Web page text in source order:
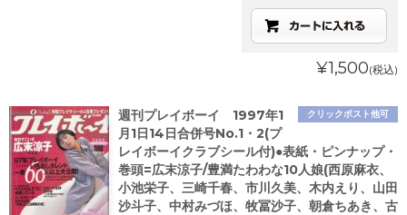
¥1,500(税込)
クリックポスト他可
週刊プレイボーイ 1997年1
月1日14日合併号No.1・2(プ
レイボーイクラブシール付)●表紙・ピンナップ・
巻頭=広末涼子/豊満たわわな10人娘(西原麻衣、
小池栄子、三崎千春、市川久美、木内えり、山田
沙斗子、中村みづほ、牧冨沙子、朝倉ちあき、古